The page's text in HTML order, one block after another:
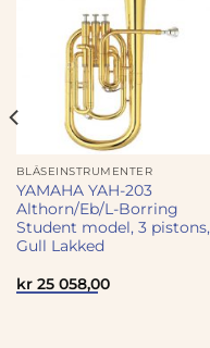
BLÅSEINSTRUMENTER
YAMAHA YAH-203
Althorn/Eb/L-Borring
Student model, 3 pistons,
Gull Lakked
kr25 058,00